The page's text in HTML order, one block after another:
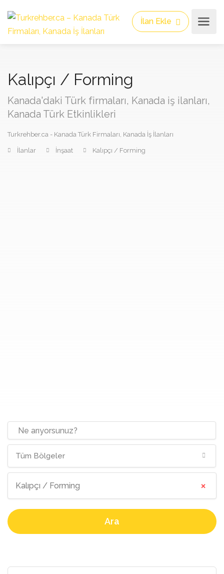
İlan Ekle
Kalıpçı / Forming
Kanada'daki Türk firmaları, Kanada iş ilanları,
Kanada Türk Etkinlikleri
Turkrehber.ca - Kanada Türk Firmaları, Kanada İş İlanları
İlanlar İnşaat Kalıpçı / Forming
Tüm Bölgeler
Kalıpçı / Forming ×
Ara